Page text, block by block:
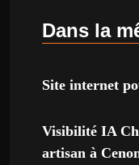
Dans la
Site internet
Visibilité IA
artisan à